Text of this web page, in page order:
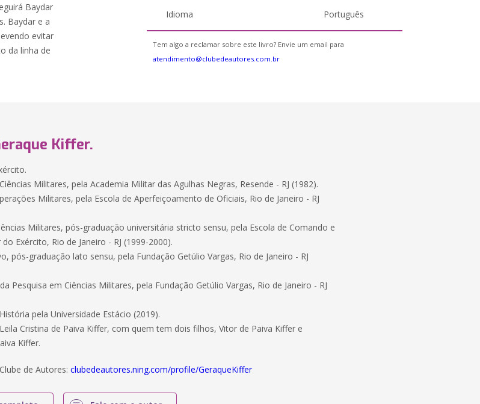
Baydar
Baydar e a
evitar
da linha de
Idioma Português
Tem algo a reclamar sobre este livro? Envie um email para
atendimento@clubedeautores.com.br
Kiffer.
Militares, pela Academia Militar das Agulhas Negras, Resende - RJ (1982).
Militares, pela Escola de Aperfeiçoamento de Oficiais, Rio de Janeiro - RJ
Militares, pós-graduação universitária stricto sensu, pela Escola de Comando e
Exército, Rio de Janeiro - RJ (1999-2000).
pós-graduação lato sensu, pela Fundação Getúlio Vargas, Rio de Janeiro - RJ
Pesquisa em Ciências Militares, pela Fundação Getúlio Vargas, Rio de Janeiro - RJ
pela Universidade Estácio (2019).
Cristina de Paiva Kiffer, com quem tem dois filhos, Vitor de Paiva Kiffer e
Kiffer.
de Autores:clubedeautores.ning.com/profile/GeraqueKiffer